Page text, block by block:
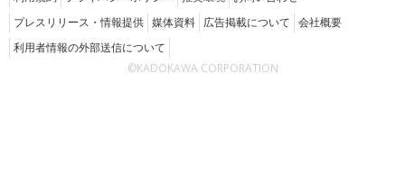
プレスリリース・情報提供 媒体資料 広告掲載について 会社概要
利用者情報の外部送信について
©KADOKAWA CORPORATION